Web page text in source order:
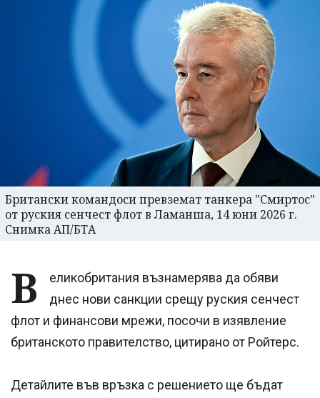
Британски командоси превземат танкера "Смиртос"
от руския сенчест флот в Ламанша, 14 юни 2026 г.
Снимка АП/БТА
В
еликобритания възнамерява да обяви
днес нови санкции срещу руския сенчест
флот и финансови мрежи, посочи в изявление
британското правителство, цитирано от Ройтерс.
Детайлите във връзка с решението ще бъдат